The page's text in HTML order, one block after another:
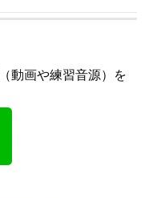
動画や練習音源）を